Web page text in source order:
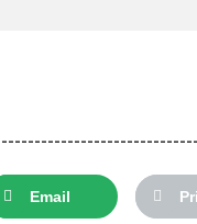
Email